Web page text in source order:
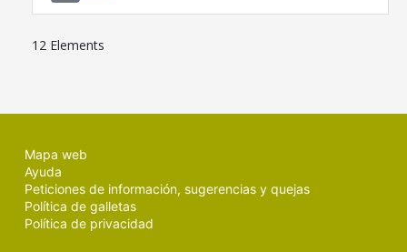
12 Elements
Mapa web
Ayuda
Peticiones de información, sugerencias y quejas
Política de galletas
Política de privacidad